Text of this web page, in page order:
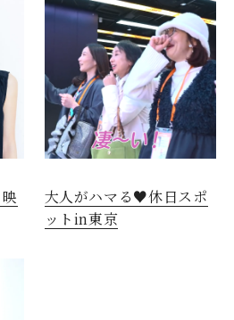
大人がハマる♥休日スポ
ットin東京